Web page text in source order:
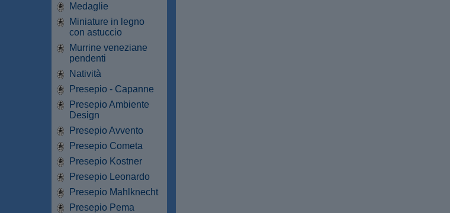
Medaglie
Miniature in legno
con astuccio
Murrine veneziane
pendenti
Natività
Presepio - Capanne
Presepio Ambiente
Design
Presepio Avvento
Presepio Cometa
Presepio Kostner
Presepio Leonardo
Presepio Mahlknecht
Presepio Pema